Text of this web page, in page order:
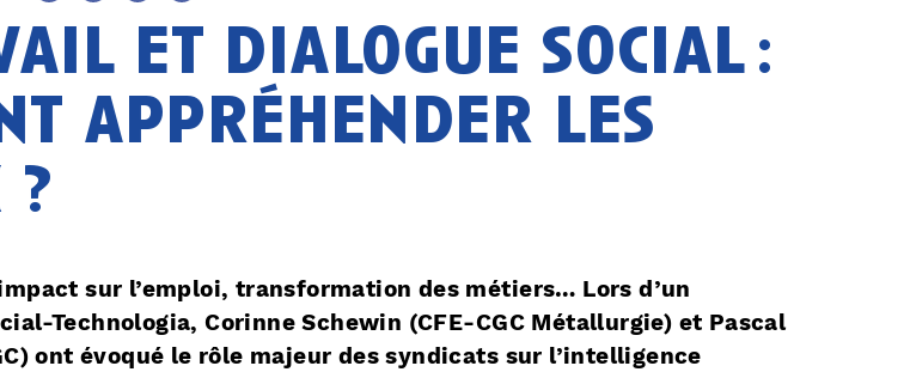
et dialogue social :
appréhender les
sur l’emploi, transformation des métiers… Lors d’un
Technologia, Corinne Schewin (CFE-CGC Métallurgie) et Pascal
ont évoqué le rôle majeur des syndicats sur l’intelligence